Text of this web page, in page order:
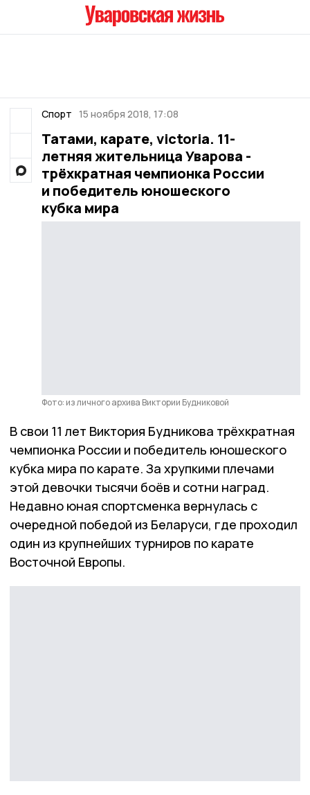
Спорт 15 ноября 2018, 17:08
Татами, карате, victoria. 11-
летняя жительница Уварова -
трёхкратная чемпионка России
и победитель юношеского
кубка мира
Фото: из личного архива Виктории Будниковой
В свои 11 лет Виктория Будникова трёхкратная
чемпионка России и победитель юношеского
кубка мира по карате. За хрупкими плечами
этой девочки тысячи боёв и сотни наград.
Недавно юная спортсменка вернулась с
очередной победой из Беларуси, где проходил
один из крупнейших турниров по карате
Восточной Европы.